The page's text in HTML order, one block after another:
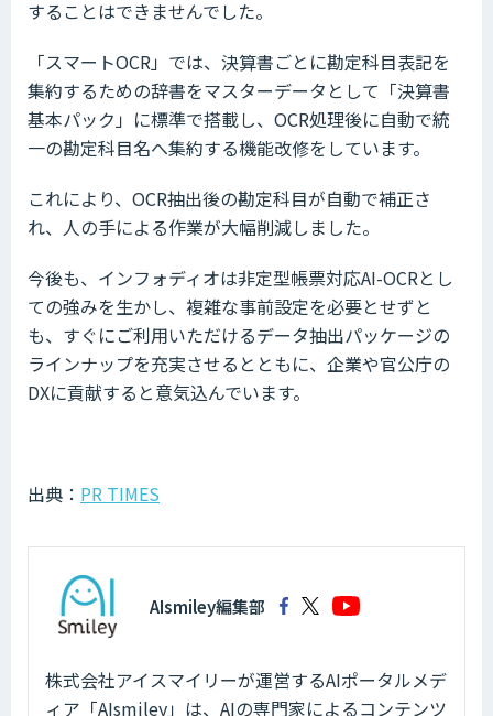
することはできませんでした。
「スマートOCR」では、決算書ごとに勘定科目表記を
集約するための辞書をマスターデータとして「決算書
基本パック」に標準で搭載し、OCR処理後に自動で統
一の勘定科目名へ集約する機能改修をしています。
これにより、OCR抽出後の勘定科目が自動で補正さ
れ、人の手による作業が大幅削減しました。
今後も、インフォディオは非定型帳票対応AI-OCRとし
ての強みを生かし、複雑な事前設定を必要とせずと
も、すぐにご利用いただけるデータ抽出パッケージの
ラインナップを充実させるとともに、企業や官公庁の
DXに貢献すると意気込んでいます。
出典： PR TIMES
AIsmiley編集部
株式会社アイスマイリーが運営するAIポータルメデ
ィア「AIsmiley」は、AIの専門家によるコンテンツ